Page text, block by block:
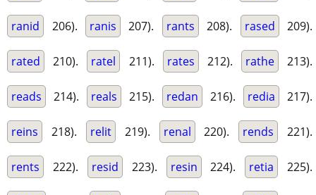
ranid 206). ranis 207). rants 208). rased 209).
rated 210). ratel 211). rates 212). rathe 213).
reads 214). reals 215). redan 216). redia 217).
reins 218). relit 219). renal 220). rends 221).
rents 222). resid 223). resin 224). retia 225).